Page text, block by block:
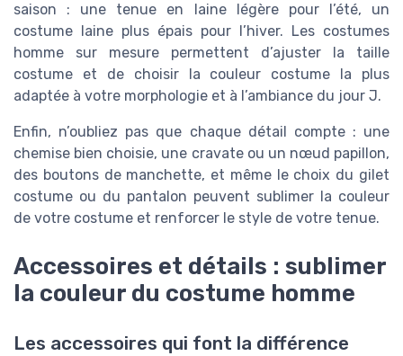
saison : une tenue en laine légère pour l’été, un
costume laine plus épais pour l’hiver. Les costumes
homme sur mesure permettent d’ajuster la taille
costume et de choisir la couleur costume la plus
adaptée à votre morphologie et à l’ambiance du jour J.
Enfin, n’oubliez pas que chaque détail compte : une
chemise bien choisie, une cravate ou un nœud papillon,
des boutons de manchette, et même le choix du gilet
costume ou du pantalon peuvent sublimer la couleur
de votre costume et renforcer le style de votre tenue.
Accessoires et détails : sublimer
la couleur du costume homme
Les accessoires qui font la différence